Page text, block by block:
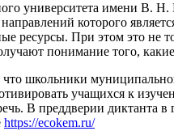
университета имени В.
которого
ресурсы. При этом это
понимание того,
школьники
учащихся к
В преддверии диктанта
https://ecokem.ru/